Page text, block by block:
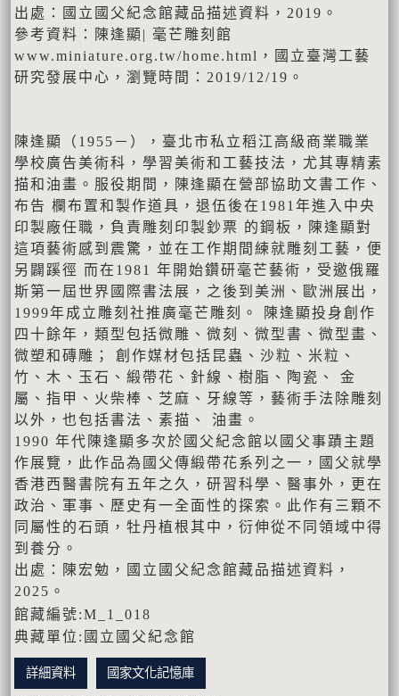
出處：國立國父紀念館藏品描述資料，2019。
參考資料：陳逢顯| 毫芒雕刻館
www.miniature.org.tw/home.html，國立臺灣工藝
研究發展中心，瀏覽時間：2019/12/19。
陳逢顯（1955－），臺北市私立稻江高級商業職業
學校廣告美術科，學習美術和工藝技法，尤其專精素
描和油畫。服役期間，陳逢顯在營部協助文書工作、
布告 欄布置和製作道具，退伍後在1981年進入中央
印製廠任職，負責雕刻印製鈔票 的鋼板，陳逢顯對
這項藝術感到震驚，並在工作期間練就雕刻工藝，便
另闢蹊徑 而在1981 年開始鑽研毫芒藝術，受邀俄羅
斯第一屆世界國際書法展，之後到美洲、歐洲展出，
1999年成立雕刻社推廣毫芒雕刻。 陳逢顯投身創作
四十餘年，類型包括微雕、微刻、微型書、微型畫、
微塑和磚雕； 創作媒材包括昆蟲、沙粒、米粒、
竹、木、玉石、緞帶花、針線、樹脂、陶瓷、 金
屬、指甲、火柴棒、芝麻、牙線等，藝術手法除雕刻
以外，也包括書法、素描、 油畫。
1990 年代陳逢顯多次於國父紀念館以國父事蹟主題
作展覽，此作品為國父傳緞帶花系列之一，國父就學
香港西醫書院有五年之久，研習科學、醫事外，更在
政治、軍事、歷史有一全面性的探索。此作有三顆不
同屬性的石頭，牡丹植根其中，衍伸從不同領域中得
到養分。
出處：陳宏勉，國立國父紀念館藏品描述資料，
2025。
館藏編號:M_1_018
典藏單位:國立國父紀念館
詳細資料 國家文化記憶庫